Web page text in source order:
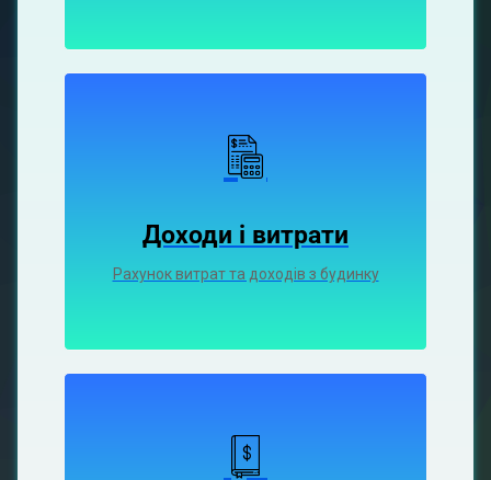
Доходи і витрати
Рахунок витрат та доходів з будинку